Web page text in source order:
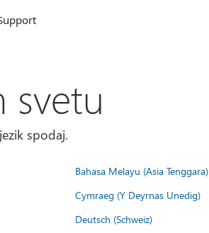
svetu
spodaj.
Bahasa Melayu (Asia Tenggara)
Cymraeg (Y Deyrnas Unedig)
Deutsch (Schweiz)